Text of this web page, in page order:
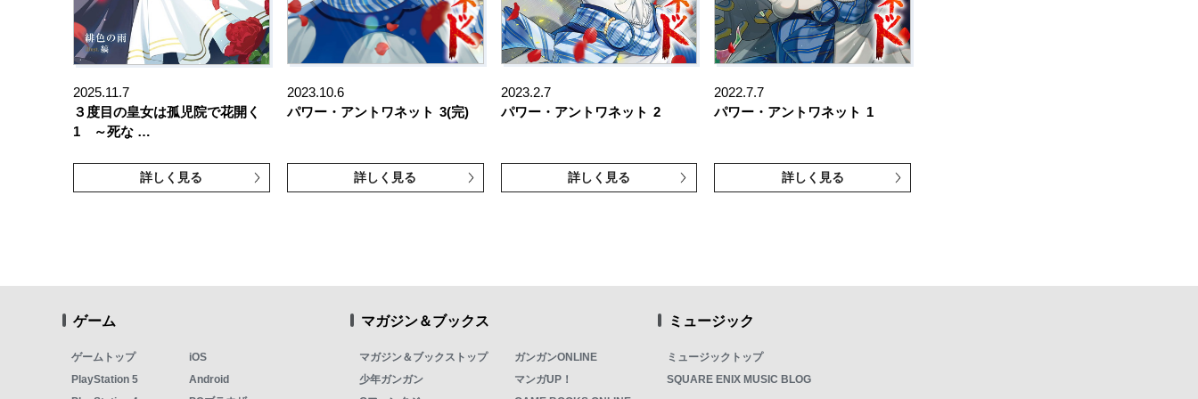
2025.11.7
３度目の皇女は孤児院で花開く
1 ～死な …
詳しく見る
2023.10.6
パワー・アントワネット 3(完)
詳しく見る
2023.2.7
パワー・アントワネット 2
詳しく見る
2022.7.7
パワー・アントワネット 1
詳しく見る
ゲーム
ゲームトップ
PlayStation 5
iOS
Android
マガジン＆ブックス
マガジン＆ブックストップ
少年ガンガン
ガンガンONLINE
マンガUP！
ミュージック
ミュージックトップ
SQUARE ENIX MUSIC BLOG